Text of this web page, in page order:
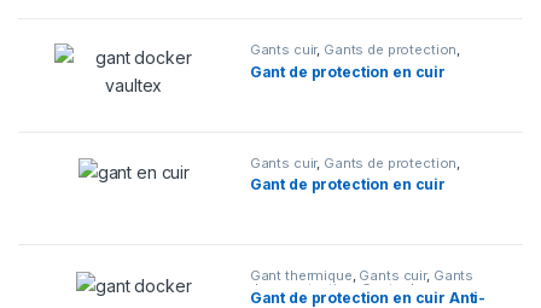
Gants cuir, Gants de protection,
Mains
Gant de protection en cuir
Gants cuir, Gants de protection
Mains
Gant de protection en cuir
Gant thermique, Gants cuir, Gants
de manutention Gants de
protection,Mains
Gant de protection en cuir Anti-